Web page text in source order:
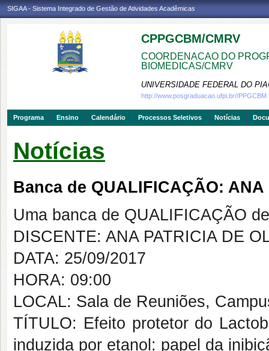
SIGAA - Sistema Integrado de Gestão de Atividades Acadêmicas
CPPGCBM/CMRV
COORDENACAO DO
BIOMEDICAS/CMRV
UNIVERSIDADE FEDERAL DO
http://www.posgraduacao.ufpi.br//PPGCBM
Programa Ensino Calendário Processos Seletivos Notícias
Notícias
Banca de QUALIFICAÇÃO: ANA
Uma banca de QUALIFICAÇÃO
DISCENTE: ANA PATRICIA DE
DATA: 25/09/2017
HORA: 09:00
LOCAL: Sala de Reuniões,
TÍTULO: Efeito protetor do
induzida por etanol: papel da